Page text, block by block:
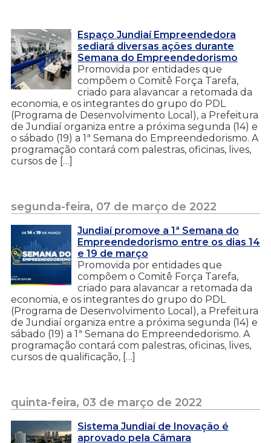
Espaço Jundiaí Empreendedora
sediará diversas ações durante
Semana do Empreendedorismo
Promovida por entidades que
compõem o Comitê Força Tarefa,
criado para alavancar a retomada da
economia, e os integrantes do grupo do PDL
(Programa de Desenvolvimento Local), a Prefeitura
de Jundiaí organiza entre a próxima segunda (14) e
o sábado (19) a 1ª Semana do Empreendedorismo. A
programação contará com palestras, oficinas, lives,
cursos de […]
segunda-feira, 07 de março de 2022
Jundiaí promove a 1ª Semana do
Empreendedorismo entre os dias 14
e 19 de março
Promovida por entidades que
compõem o Comitê Força Tarefa,
criado para alavancar a retomada da
economia, e os integrantes do grupo do PDL
(Programa de Desenvolvimento Local), a Prefeitura
de Jundiaí organiza entre a próxima segunda (14) e
sábado (19) a 1ª Semana do Empreendedorismo. A
programação contará com palestras, oficinas, lives,
cursos de qualificação, […]
quinta-feira, 03 de março de 2022
Sistema Jundiaí de Inovação é
aprovado pela Câmara